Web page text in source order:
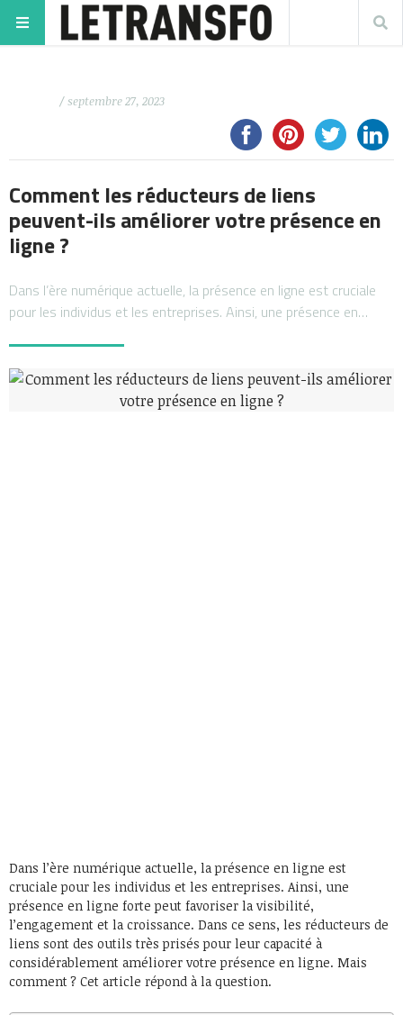
/ septembre 27, 2023
Comment les réducteurs de liens
peuvent-ils améliorer votre présence en
ligne ?
Dans l’ère numérique actuelle, la présence en ligne est cruciale
pour les individus et les entreprises. Ainsi, une présence en…
Dans l’ère numérique actuelle, la présence en ligne est
cruciale pour les individus et les entreprises. Ainsi, une
présence en ligne forte peut favoriser la visibilité,
l’engagement et la croissance. Dans ce sens, les réducteurs de
liens sont des outils très prisés pour leur capacité à
considérablement améliorer votre présence en ligne. Mais
comment ? Cet article répond à la question.